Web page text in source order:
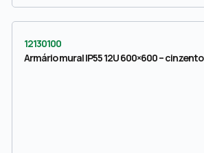
12130100
Armário mural IP55 12U 600×600 – cinzento